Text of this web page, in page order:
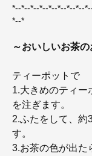
*--*--*--*--*--*--*--*--
*--*
～おいしいお茶
ティーポットで
1.大きめのティー
を注ぎます。
2.ふたをして、約
す。
3.お茶の色が出た